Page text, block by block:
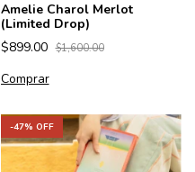
Amelie Charol Merlot
(Limited Drop)
$899.00 $1,600.00
Comprar
-47% OFF